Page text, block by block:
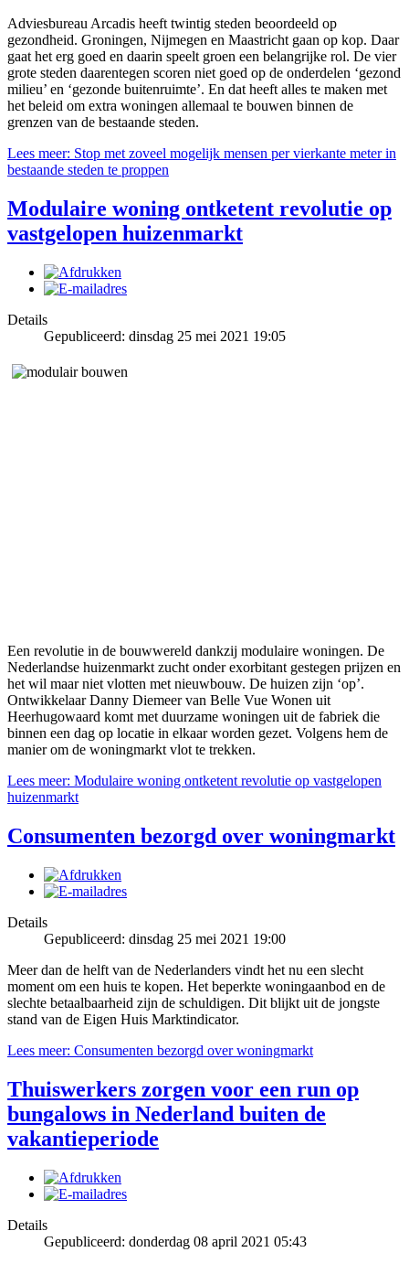
Adviesbureau Arcadis heeft twintig steden beoordeeld op
gezondheid. Groningen, Nijmegen en Maastricht gaan op kop. Daar
gaat het erg goed en daarin speelt groen een belangrijke rol. De vier
grote steden daarentegen scoren niet goed op de onderdelen ‘gezond
milieu’ en ‘gezonde buitenruimte’. En dat heeft alles te maken met
het beleid om extra woningen allemaal te bouwen binnen de
grenzen van de bestaande steden.
Lees meer: Stop met zoveel mogelijk mensen per vierkante meter in
bestaande steden te proppen
Modulaire woning ontketent revolutie op
vastgelopen huizenmarkt
Details
Gepubliceerd: dinsdag 25 mei 2021 19:05
Een revolutie in de bouwwereld dankzij modulaire woningen. De
Nederlandse huizenmarkt zucht onder exorbitant gestegen prijzen en
het wil maar niet vlotten met nieuwbouw. De huizen zijn ‘op’.
Ontwikkelaar Danny Diemeer van Belle Vue Wonen uit
Heerhugowaard komt met duurzame woningen uit de fabriek die
binnen een dag op locatie in elkaar worden gezet. Volgens hem de
manier om de woningmarkt vlot te trekken.
Lees meer: Modulaire woning ontketent revolutie op vastgelopen
huizenmarkt
Consumenten bezorgd over woningmarkt
Details
Gepubliceerd: dinsdag 25 mei 2021 19:00
Meer dan de helft van de Nederlanders vindt het nu een slecht
moment om een huis te kopen. Het beperkte woningaanbod en de
slechte betaalbaarheid zijn de schuldigen. Dit blijkt uit de jongste
stand van de Eigen Huis Marktindicator.
Lees meer: Consumenten bezorgd over woningmarkt
Thuiswerkers zorgen voor een run op
bungalows in Nederland buiten de
vakantieperiode
Details
Gepubliceerd: donderdag 08 april 2021 05:43